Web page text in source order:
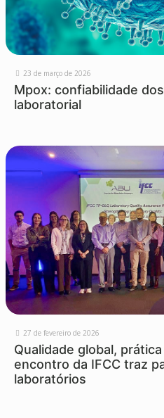
23 de março de 2026
Mpox: confiabilidade
laboratorial
27 de fevereiro de 2026
Qualidade global,
encontro da IFCC traz
laboratórios